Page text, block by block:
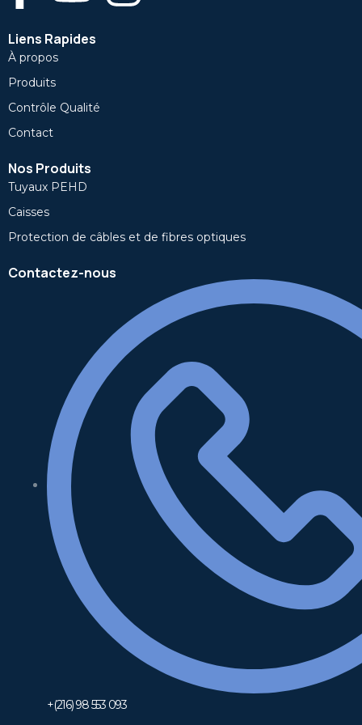
Liens Rapides
À propos
Produits
Contrôle Qualité
Contact
Nos Produits
Tuyaux PEHD
Caisses
Protection de câbles et de fibres optiques
Contactez-nous
+(216) 98 553 093